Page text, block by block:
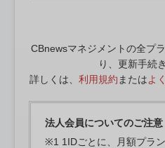
CBnewsマネジメントの全プ
り、更新手続
詳しくは、 利用規約 またはよ
法人会員についてのご注意
※1 1IDごとに、月額プラ